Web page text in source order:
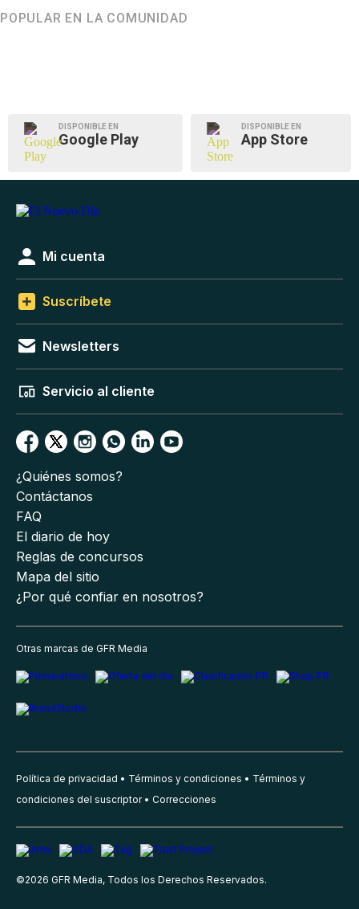
POPULAR EN LA COMUNIDAD
DISPONIBLE EN
Google Play
DISPONIBLE EN
App Store
Mi cuenta
Suscríbete
Newsletters
Servicio al cliente
¿Quiénes somos?
Contáctanos
FAQ
El diario de hoy
Reglas de concursos
Mapa del sitio
¿Por qué confiar en nosotros?
Otras marcas de GFR Media
Política de privacidad Términos y condiciones
Términos y
condiciones del suscriptor
Correcciones
©2026 GFR Media, Todos los Derechos Reservados.